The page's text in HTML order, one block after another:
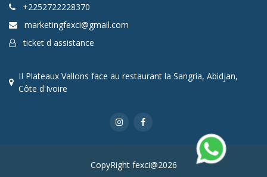
+2252722228370
marketingfexci@gmail.com
ticket d assistance
II Plateaux Vallons face au restaurant la Sangria, Abidjan,
Côte d'Ivoire
CopyRight fexci@2026